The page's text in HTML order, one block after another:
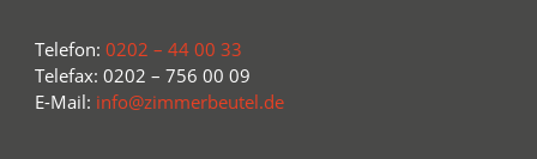
Telefon: 0202 – 44 00 33
Telefax: 0202 – 756 00 09
E-Mail: info@zimmerbeutel.de